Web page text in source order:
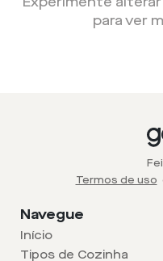
para ver
Termos de uso
Navegue
Início
Tipos de Cozinha